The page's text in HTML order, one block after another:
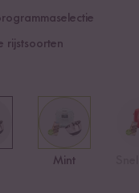
rijstsoorten
Mint